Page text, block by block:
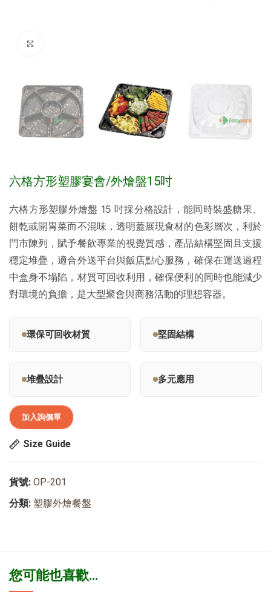
六格方形塑膠宴會/外燴盤15吋
六格方形塑膠外燴盤 15 吋採分格設計，能同時裝盛糖果、
餅乾或開胃菜而不混味，透明蓋展現食材的色彩層次，利於
門市陳列，賦予餐飲專業的視覺質感，產品結構堅固且支援
穩定堆疊，適合外送平台與飯店點心服務，確保在運送過程
中盒身不塌陷，材質可回收利用，確保便利的同時也能減少
對環境的負擔，是大型聚會與商務活動的理想容器。
環保可回收材質 堅固結構
堆疊設計 多元應用
加入詢價單
Size Guide
貨號: OP-201
分類: 塑膠外燴餐盤
您可能也喜歡…